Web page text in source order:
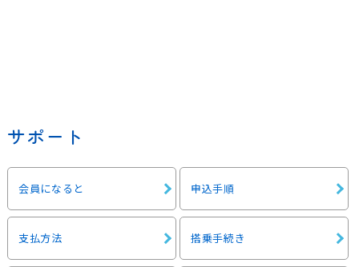
サポート
会員になると 申込手順
支払方法 搭乗手続き